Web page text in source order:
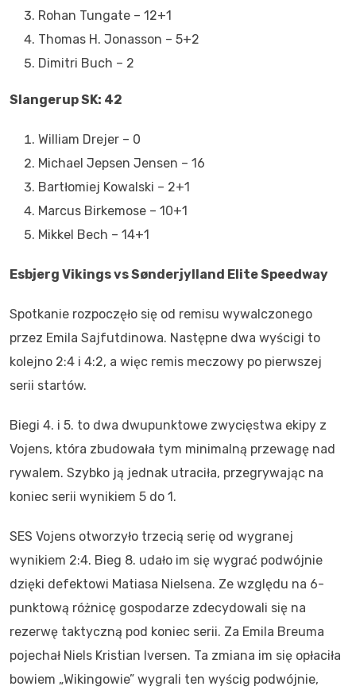
Rohan Tungate – 12+1
Thomas H. Jonasson – 5+2
Dimitri Buch – 2
Slangerup SK: 42
William Drejer – 0
Michael Jepsen Jensen – 16
Bartłomiej Kowalski – 2+1
Marcus Birkemose – 10+1
Mikkel Bech – 14+1
Esbjerg Vikings vs Sønderjylland Elite Speedway
Spotkanie rozpoczęło się od remisu wywalczonego
przez Emila Sajfutdinowa. Następne dwa wyścigi to
kolejno 2:4 i 4:2, a więc remis meczowy po pierwszej
serii startów.
Biegi 4. i 5. to dwa dwupunktowe zwycięstwa ekipy z
Vojens, która zbudowała tym minimalną przewagę nad
rywalem. Szybko ją jednak utraciła, przegrywając na
koniec serii wynikiem 5 do 1.
SES Vojens otworzyło trzecią serię od wygranej
wynikiem 2:4. Bieg 8. udało im się wygrać podwójnie
dzięki defektowi Matiasa Nielsena. Ze względu na 6-
punktową różnicę gospodarze zdecydowali się na
rezerwę taktyczną pod koniec serii. Za Emila Breuma
pojechał Niels Kristian Iversen. Ta zmiana im się opłaciła
bowiem „Wikingowie” wygrali ten wyścig podwójnie,